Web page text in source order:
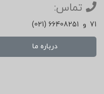
تماس:
(021) 66408251 و 71
درباره ما